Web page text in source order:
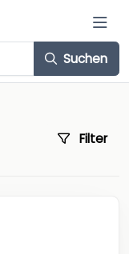
Suchen
Filter